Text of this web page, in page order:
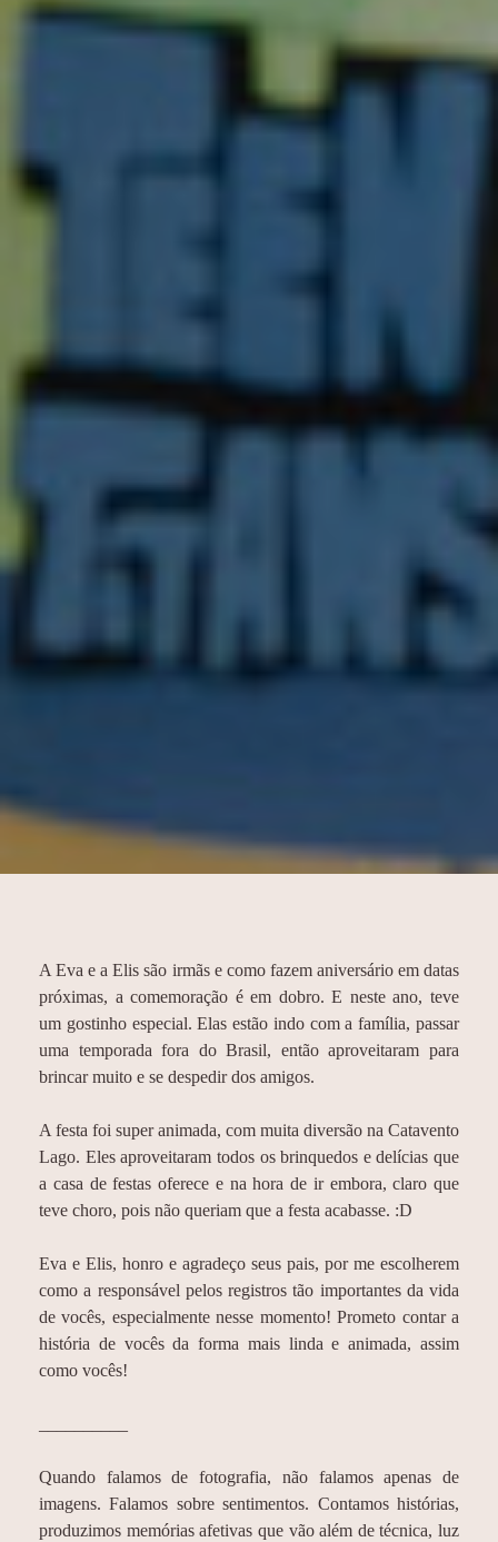
A Eva e a Elis são irmãs e como fazem aniversário em datas
próximas, a comemoração é em dobro. E neste ano, teve
um gostinho especial. Elas estão indo com a família, passar
uma temporada fora do Brasil, então aproveitaram para
brincar muito e se despedir dos amigos.
A festa foi super animada, com muita diversão na Catavento
Lago. Eles aproveitaram todos os brinquedos e delícias que
a casa de festas oferece e na hora de ir embora, claro que
teve choro, pois não queriam que a festa acabasse. :D
Eva e Elis, honro e agradeço seus pais, por me escolherem
como a responsável pelos registros tão importantes da vida
de vocês, especialmente nesse momento! Prometo contar a
história de vocês da forma mais linda e animada, assim
como vocês!
Quando falamos de fotografia, não falamos apenas de
imagens. Falamos sobre sentimentos. Contamos histórias,
produzimos memórias afetivas que vão além de técnica, luz